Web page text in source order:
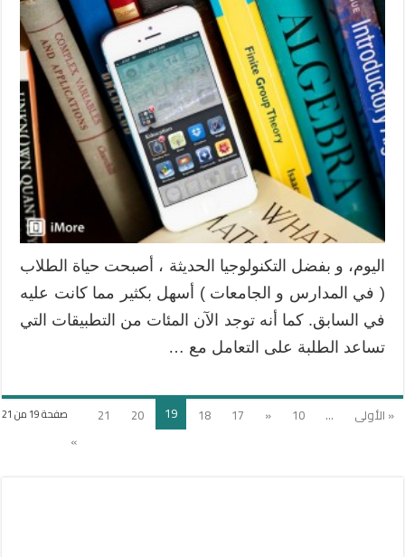
اليوم، و بفضل التكنولوجيا الحديثة ، أصبحت حياة الطلاب
( في المدارس و الجامعات ) أسهل بكثير مما كانت عليه
في السابق. كما أنه توجد الآن المئات من التطبيقات التي
تساعد الطلبة على التعامل مع …
صفحة 19 من 21 « الأولى ...
10
«
17
18
19
20
21
»